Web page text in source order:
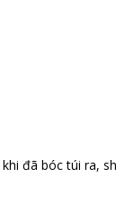
đã bóc túi ra,